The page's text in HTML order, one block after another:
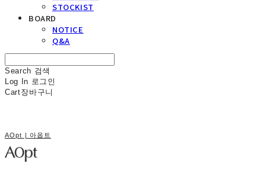
STOCKIST
BOARD
NOTICE
Q&A
Search 검색
Log In 로그인
Cart장바구니
AOpt | 아옵트